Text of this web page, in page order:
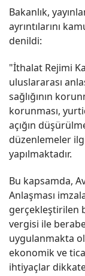
Bakanlık,
ayrıntılarını
denildi:
"İthalat Rejimi
uluslararası
sağlığının
korunması,
açığın
düzenlemeler
yapılmaktadır.
Bu kapsamda,
Anlaşması
gerçekleştirilen
vergisi ile
uygulanmakta
ekonomik ve
ihtiyaçlar